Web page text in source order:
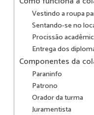
Vestindo a roupa
Sentando-se no
Procissão
Entrega dos
Componentes da
Paraninfo
Patrono
Orador da turma
Juramentista